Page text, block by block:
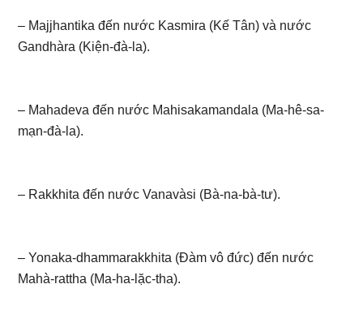
– Majjhantika đến nước Kasmira (Kế Tân) và nước
Gandhàra (Kiện-đà-la).
– Mahadeva đến nước Mahisakamandala (Ma-hê-sa-
mạn-đà-la).
– Rakkhita đến nước Vanavàsi (Bà-na-bà-tư).
– Yonaka-dhammarakkhita (Đàm vô đức) đến nước
Mahà-rattha (Ma-ha-lặc-tha).